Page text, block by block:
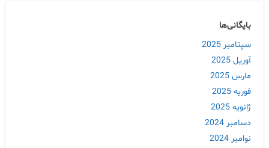
بایگانی‌ها
سپتامبر 2025
آوریل 2025
مارس 2025
فوریه 2025
ژانویه 2025
دسامبر 2024
نوامبر 2024